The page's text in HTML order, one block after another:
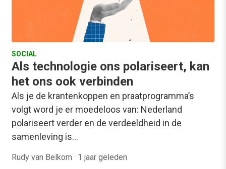
SOCIAL
Als technologie ons polariseert, kan
het ons ook verbinden
Als je de krantenkoppen en praatprogramma’s
volgt word je er moedeloos van: Nederland
polariseert verder en de verdeeldheid in de
samenleving is…
Rudy van Belkom · 1 jaar geleden